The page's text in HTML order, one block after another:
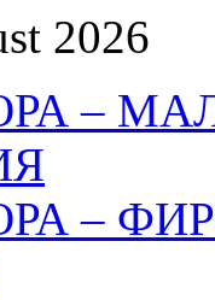
2026
–
–